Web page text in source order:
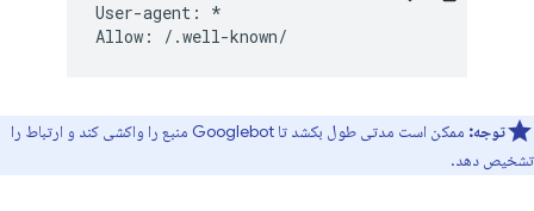
User-agent: *
توجه:
ممکن است مدتی طول بکشد تا Googlebot منبع را واکشی کند و ارتباط را
تشخیص دهد.